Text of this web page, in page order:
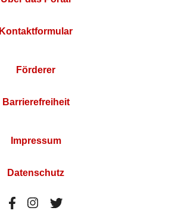
Kontaktformular
Förderer
Barrierefreiheit
Impressum
Datenschutz